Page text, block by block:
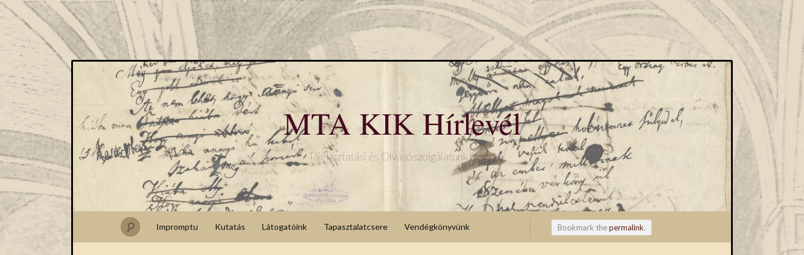
MTA KIK Hírlevél
Tájékoztatási és Olvasószolgálatunk blogja
Impromptu Kutatás Látogatóink Tapasztalatcsere Vendégkönyvünk Bookmark thepermalink.